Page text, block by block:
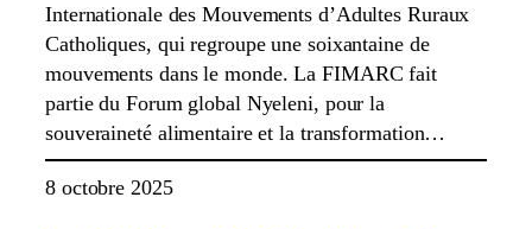
Internationale des Mouvements d’Adultes Ruraux
Catholiques, qui regroupe une soixantaine de
mouvements dans le monde. La FIMARC fait
partie du Forum global Nyeleni, pour la
souveraineté alimentaire et la transformation…
8 octobre 2025